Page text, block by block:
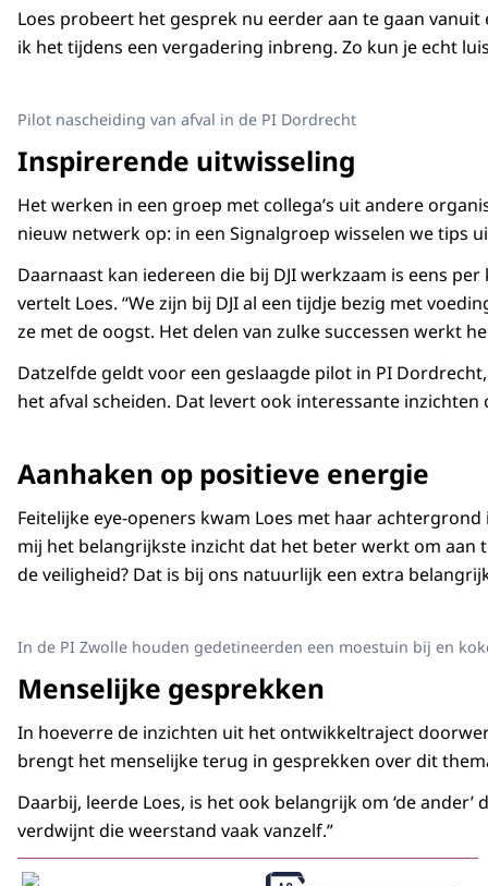
Loes probeert het gesprek nu eerder aan te gaan
ik het tijdens een vergadering inbreng. Zo kun je echt
Pilot nascheiding van afval in de PI Dordrecht
Inspirerende uitwisseling
Het werken in een groep met collega’s uit andere
nieuw netwerk op: in een Signalgroep wisselen we tips
Daarnaast kan iedereen die bij DJI werkzaam is eens
vertelt Loes. “We zijn bij DJI al een tijdje bezig met
ze met de oogst. Het delen van zulke successen werkt
Datzelfde geldt voor een geslaagde pilot in PI
het afval scheiden. Dat levert ook interessante
Aanhaken op positieve energie
Feitelijke eye-openers kwam Loes met haar
mij het belangrijkste inzicht dat het beter werkt om aan
de veiligheid? Dat is bij ons natuurlijk een extra
In de PI Zwolle houden gedetineerden een moestuin bij en
Menselijke gesprekken
In hoeverre de inzichten uit het ontwikkeltraject
brengt het menselijke terug in gesprekken over dit
Daarbij, leerde Loes, is het ook belangrijk om ‘de
verdwijnt die weerstand vaak vanzelf.”